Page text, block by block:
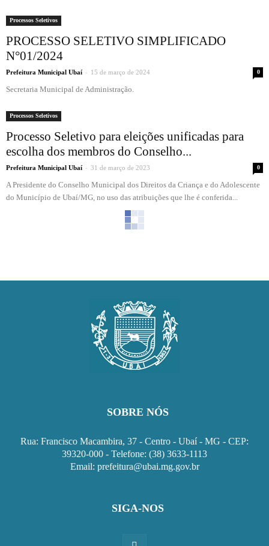
Processos Seletivos
PROCESSO SELETIVO SIMPLIFICADO
N°01/2024
Prefeitura Municipal Ubaí - 15 de março de 2024 0
Secretaria Municipal de Administração.
Processos Seletivos
Processo Seletivo para eleições unificadas para
escolha dos membros do Conselho...
Prefeitura Municipal Ubaí - 31 de março de 2023 0
A Presidente do Conselho Municipal dos Direitos da Criança e do Adolescente
do Município de Ubaí/MG, no uso das atribuições que lhe é conferida...
SOBRE NÓS
Rua: Francisco Macambira, 37 - Centro - Ubaí - MG - CEP:
39320-000 - Telefone: (38) 3633-1113
Email: prefeitura@ubai.mg.gov.br
SIGA-NOS